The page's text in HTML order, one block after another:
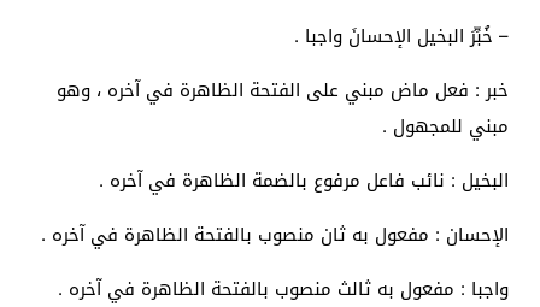
– خُبِّرَ البخيل الإحسانَ واجبا .
خبر : فعل ماض مبني على الفتحة الظاهرة في آخره ، وهو
مبني للمجهول .
البخيل : نائب فاعل مرفوع بالضمة الظاهرة في آخره .
الإحسان : مفعول به ثان منصوب بالفتحة الظاهرة في آخره .
واجبا : مفعول به ثالث منصوب بالفتحة الظاهرة في آخره .